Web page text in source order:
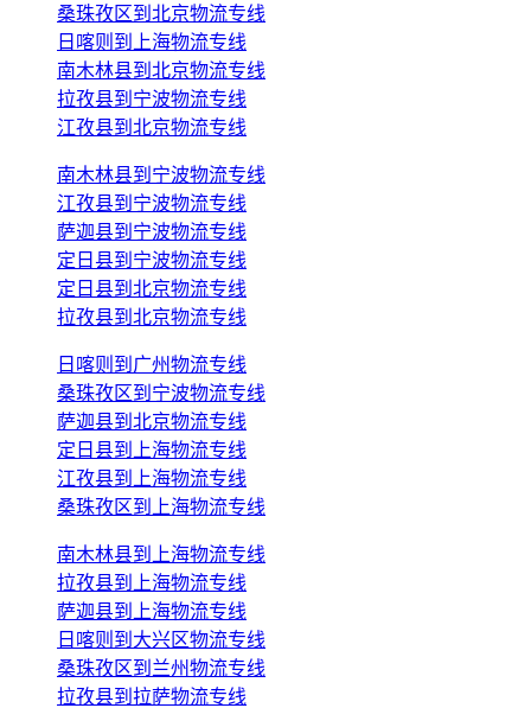
桑珠孜区到北京物流专线
日喀则到上海物流专线
南木林县到北京物流专线
拉孜县到宁波物流专线
江孜县到北京物流专线
南木林县到宁波物流专线
江孜县到宁波物流专线
萨迦县到宁波物流专线
定日县到宁波物流专线
定日县到北京物流专线
拉孜县到北京物流专线
日喀则到广州物流专线
桑珠孜区到宁波物流专线
萨迦县到北京物流专线
定日县到上海物流专线
江孜县到上海物流专线
桑珠孜区到上海物流专线
南木林县到上海物流专线
拉孜县到上海物流专线
萨迦县到上海物流专线
日喀则到大兴区物流专线
桑珠孜区到兰州物流专线
拉孜县到拉萨物流专线